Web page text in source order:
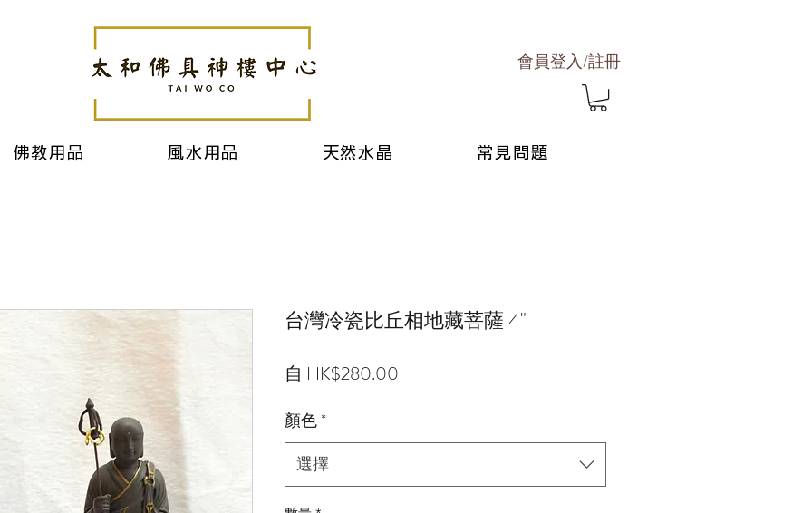
會員登入/註冊
佛教用品 風水用品 天然水晶 常見問題
台灣冷瓷比丘相地藏菩薩 4"
自 HK$280.00促
顏色*
選擇